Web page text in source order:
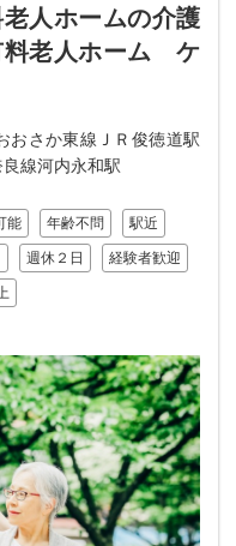
人ホームの介護
料老人ホーム ケ
おさか東線ＪＲ俊徳道駅
線河内永和駅
能 年齢不問 駅近
週休２日 経験者歓迎